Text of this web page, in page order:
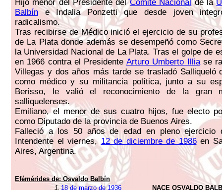
Hijo menor del Presidente delComité Nacionalde la
Balbín e Indalia Ponzetti que desde joven
radicalismo.
Tras recibirse de Médico inició el ejercicio de su
de La Plata donde además se desempeñó como
la Universidad Nacional de La Plata. Tras el golpe de
en 1966 contra el Presidente Arturo Umberto Illiase
Villegas y dos años más tarde se trasladó Salliqueló
como médico y su militancia política, junto a su
Berisso, le valió el reconocimiento de la gran
salliquelenses.
Emiliano, el menor de sus cuatro hijos, fue electo
como Diputado de la provincia de Buenos Aires.
Falleció a los 50 años de edad en pleno ejercicio
Intendente el viernes, 12 de diciembre de 1986en
Aires, Argentina.
Efémérides de: Osvaldo Balbín
1.18 de marzo de 1936
NACE OSVALDO